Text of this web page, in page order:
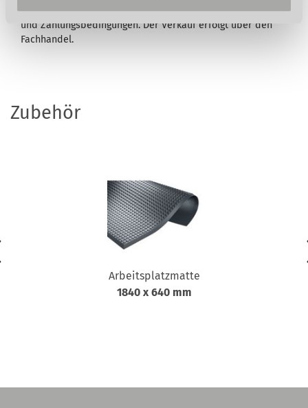
Lieferung erfolgt ausschließlich nach unseren Lieferungs-
und Zahlungsbedingungen. Der Verkauf erfolgt über den
Fachhandel.
Zubehör
Arbeitsplatzmatte
1840 x 640 mm